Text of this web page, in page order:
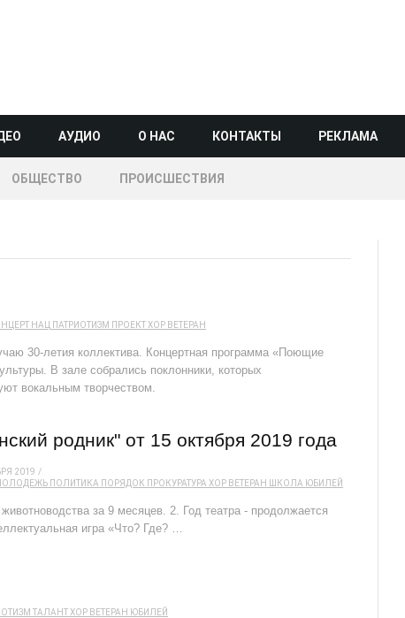
АУДИО О НАС КОНТАКТЫ РЕКЛАМА
ОБЩЕСТВО ПРОИСШЕСТВИЯ
НАЦ ПАТРИОТИЗМ ПРОЕКТХОР ВЕТЕРАН
30-летия коллектива. Концертная программа «Поющие
В зале собрались поклонники, которых
вокальным творчеством.
родник" от 15 октября 2019 года
2019
ПОЛИТИКА ПОРЯДОК ПРОКУРАТУРА ХОР ВЕТЕРАН ШКОЛА ЮБИЛЕЙ
за 9 месяцев. 2. Год театра - продолжается
игра «Что? Где? …
ТАЛАНТХОР ВЕТЕРАН ЮБИЛЕЙ